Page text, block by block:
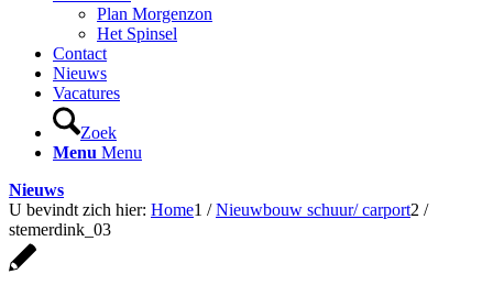
Plan Morgenzon
Het Spinsel
Contact
Nieuws
Vacatures
Zoek
Menu Menu
Nieuws
U bevindt zich hier: Home1 / Nieuwbouw schuur/ carport2 /
stemerdink_03